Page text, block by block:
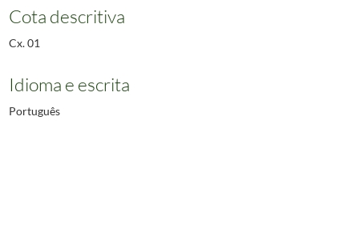
Cota descritiva
Cx. 01
Idioma e escrita
Português